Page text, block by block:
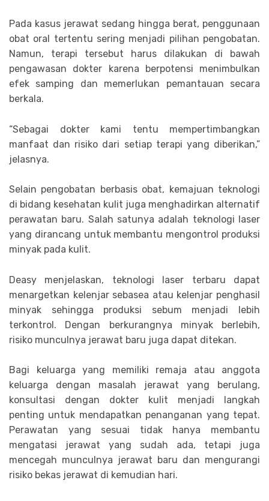
Pada kasus jerawat sedang hingga berat, penggunaan
obat oral tertentu sering menjadi pilihan pengobatan.
Namun, terapi tersebut harus dilakukan di bawah
pengawasan dokter karena berpotensi menimbulkan
efek samping dan memerlukan pemantauan secara
berkala.
“Sebagai dokter kami tentu mempertimbangkan
manfaat dan risiko dari setiap terapi yang diberikan,”
jelasnya.
Selain pengobatan berbasis obat, kemajuan teknologi
di bidang kesehatan kulit juga menghadirkan alternatif
perawatan baru. Salah satunya adalah teknologi laser
yang dirancang untuk membantu mengontrol produksi
minyak pada kulit.
Deasy menjelaskan, teknologi laser terbaru dapat
menargetkan kelenjar sebasea atau kelenjar penghasil
minyak sehingga produksi sebum menjadi lebih
terkontrol. Dengan berkurangnya minyak berlebih,
risiko munculnya jerawat baru juga dapat ditekan.
Bagi keluarga yang memiliki remaja atau anggota
keluarga dengan masalah jerawat yang berulang,
konsultasi dengan dokter kulit menjadi langkah
penting untuk mendapatkan penanganan yang tepat.
Perawatan yang sesuai tidak hanya membantu
mengatasi jerawat yang sudah ada, tetapi juga
mencegah munculnya jerawat baru dan mengurangi
risiko bekas jerawat di kemudian hari.